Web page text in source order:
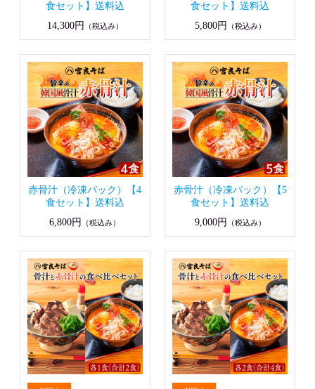
食セット】送料込
14,300円
（税込み）
食セット】送料込
5,800円
（税込み）
赤骨汁（冷凍パック）【4
食セット】送料込
6,800円
（税込み）
赤骨汁（冷凍パック）【5
食セット】送料込
9,000円
（税込み）